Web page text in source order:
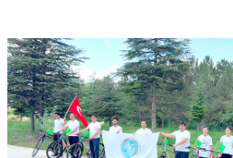
Jemgyýet
Medeniýet
Ylym